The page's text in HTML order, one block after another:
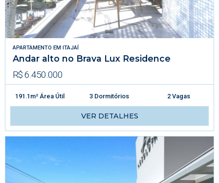
APARTAMENTO EM ITAJAÍ
Andar alto no Brava Lux Residence
R$ 6.450.000
191.1m² Área Útil 3 Dormitórios 2 Vagas
VER DETALHES